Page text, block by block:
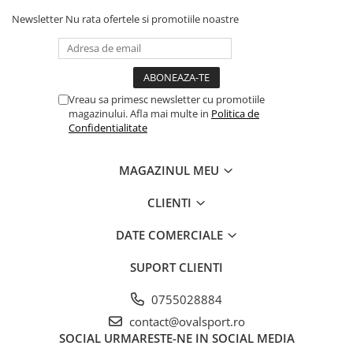
Newsletter Nu rata ofertele si promotiile noastre
Vreau sa primesc newsletter cu promotiile
magazinului. Afla mai multe in Politica de
Confidentialitate
MAGAZINUL MEU
CLIENTI
DATE COMERCIALE
SUPORT CLIENTI
0755028884
contact@ovalsport.ro
SOCIAL URMARESTE-NE IN SOCIAL MEDIA